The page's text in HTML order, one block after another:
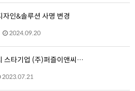
인&솔루션 사명 변경
2024.09.20
스타기업 (주)퍼즐이앤씨…
2023.07.21